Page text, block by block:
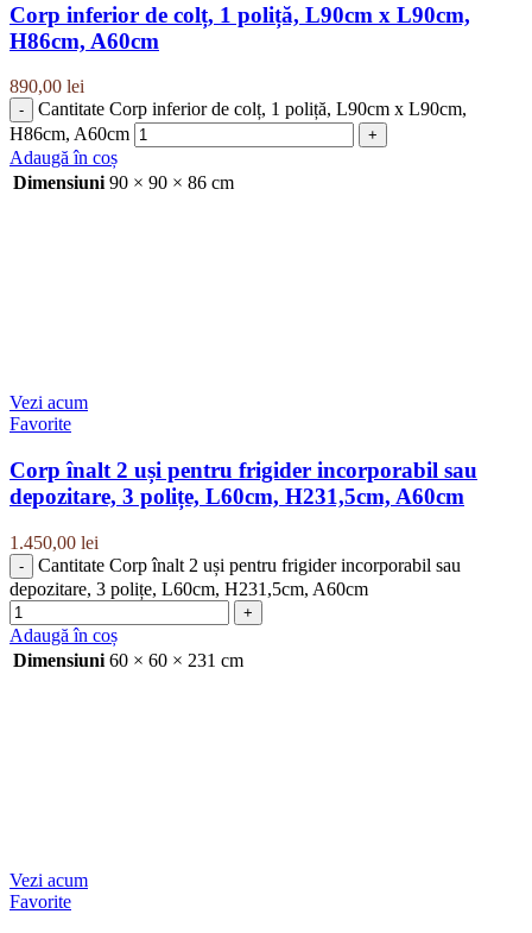
Corp inferior de colț, 1 poliță, L90cm x L90cm,
H86cm, A60cm
890,00 lei
Cantitate Corp inferior de colț, 1 poliță, L90cm x L90cm,
H86cm, A60cm
Adaugă în coș
Dimensiuni 90 × 90 × 86 cm
Vezi acum
Favorite
Corp înalt 2 uși pentru frigider incorporabil sau
depozitare, 3 polițe, L60cm, H231,5cm, A60cm
1.450,00 lei
Cantitate Corp înalt 2 uși pentru frigider incorporabil sau
depozitare, 3 polițe, L60cm, H231,5cm, A60cm
Adaugă în coș
Dimensiuni 60 × 60 × 231 cm
Vezi acum
Favorite